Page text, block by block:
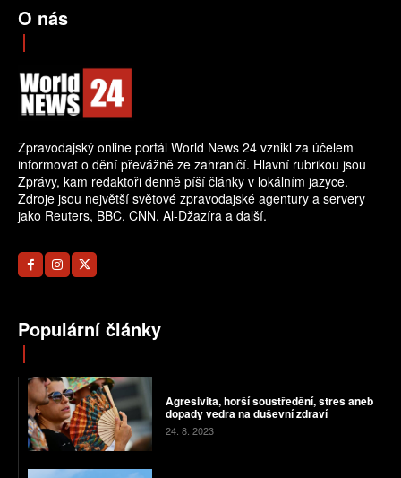
O nás
Zpravodajský online portál World News 24 vznikl za účelem
informovat o dění převážně ze zahraničí. Hlavní rubrikou jsou
Zprávy, kam redaktoři denně píší články v lokálním jazyce.
Zdroje jsou největší světové zpravodajské agentury a servery
jako Reuters, BBC, CNN, Al-Džazíra a další.
Populární články
Agresivita, horší soustředění, stres aneb
dopady vedra na duševní zdraví
24. 8. 2023